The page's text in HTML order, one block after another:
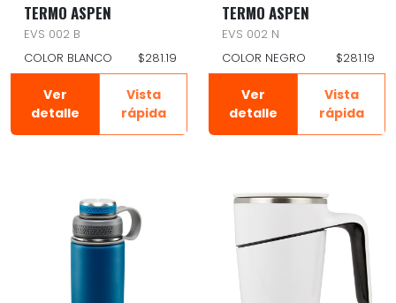
TERMO ASPEN
EVS 002 B
COLOR BLANCO
$281.19
Ver
detalle
Vista
rápida
TERMO ASPEN
EVS 002 N
COLOR NEGRO
$281.19
Ver
detalle
Vista
rápida